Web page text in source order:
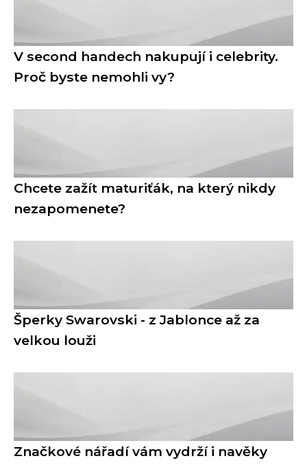
V second handech nakupují i celebrity.
Proč byste nemohli vy?
Chcete zažít maturiťák, na který nikdy
nezapomenete?
Šperky Swarovski - z Jablonce až za
velkou louži
Značkové nářadí vám vydrží i navěky